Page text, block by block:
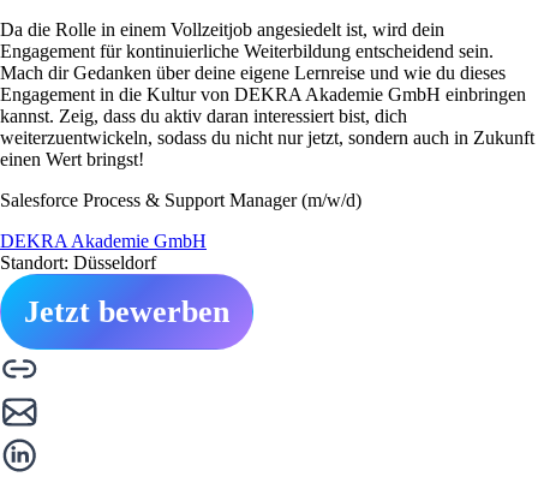
Da die Rolle in einem Vollzeitjob angesiedelt ist, wird dein
Engagement für kontinuierliche Weiterbildung entscheidend sein.
Mach dir Gedanken über deine eigene Lernreise und wie du dieses
Engagement in die Kultur von DEKRA Akademie GmbH einbringen
kannst. Zeig, dass du aktiv daran interessiert bist, dich
weiterzuentwickeln, sodass du nicht nur jetzt, sondern auch in Zukunft
einen Wert bringst!
Salesforce Process & Support Manager (m/w/d)
DEKRA Akademie GmbH
Standort: Düsseldorf
Jetzt bewerben